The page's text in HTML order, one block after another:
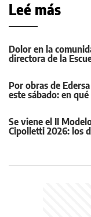
Leé más
Dolor en la
directora de la
Por obras de
este sábado: en
Se viene el II
Cipolletti 2026: los